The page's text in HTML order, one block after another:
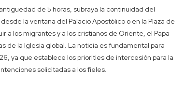
de 5 horas, subraya la continuidad del
la ventana del Palacio Apostólico o en la Plaza de
a los migrantes y a los cristianos de Oriente, el Papa
de la Iglesia global. La noticia es fundamental para
ya que establece los priorities de intercesión para la
solicitadas a los fieles.